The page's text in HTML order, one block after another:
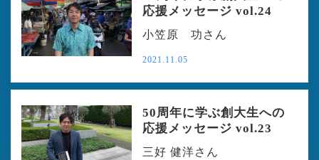
応援メッセージ vol.24
小笠原 功さん
2021.11.05
50周年に学ぶ創大生への
応援メッセージ vol.23
三好 健洋さん